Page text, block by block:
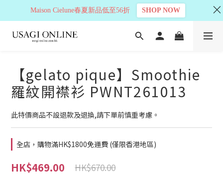
【gelato pique】Smoothie
羅紋開襟衫 PWNT261013
此特價商品不設退款及退換,請下單前慎重考慮。
全店，購物滿HK$1800免運費 (僅限香港地區)
HK$469.00 HK$670.00
Maison Cielune春夏新品低至56折 SHOP NOW